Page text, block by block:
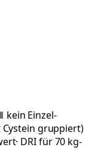
kein Einzel-
Cystein gruppiert)
· DRI für 70 kg-